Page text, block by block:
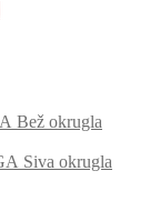
Bež okrugla
Siva okrugla